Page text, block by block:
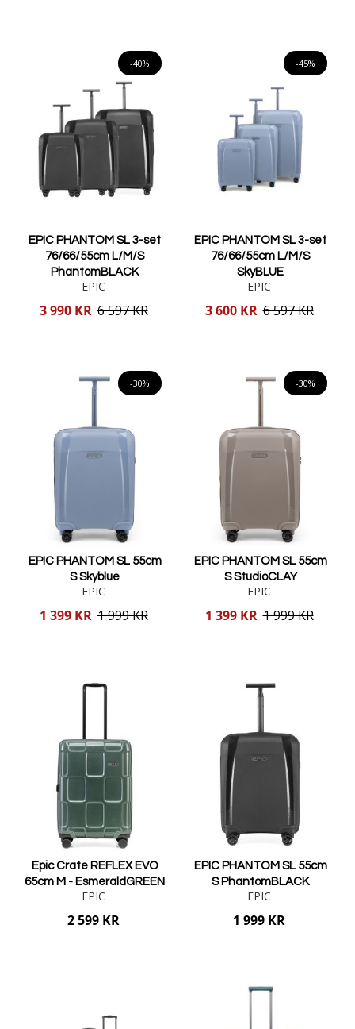
-40%
EPIC PHANTOM SL 3-set
76/66/55cm L/M/S
PhantomBLACK
EPIC
Reducerat
3 990 KR 6 597 KR
-45%
EPIC PHANTOM SL 3-set
76/66/55cm L/M/S
SkyBLUE
EPIC
Reducerat
3 600 KR 6 597 KR
-30%
EPIC PHANTOM SL 55cm
S Skyblue
EPIC
Reducerat
1 399 KR 1 999 KR
-30%
EPIC PHANTOM SL 55cm
S StudioCLAY
EPIC
Reducerat
1 399 KR 1 999 KR
Epic Crate REFLEX EVO
65cm M - EsmeraldGREEN
EPIC
2 599 KR
EPIC PHANTOM SL 55cm
S PhantomBLACK
EPIC
1 999 KR